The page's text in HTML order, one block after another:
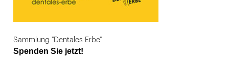
Sammlung "Dentales Erbe"
Spenden Sie jetzt!